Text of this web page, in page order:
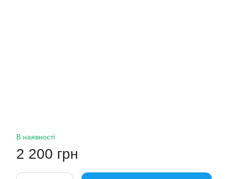
В наявності
2 200 грн